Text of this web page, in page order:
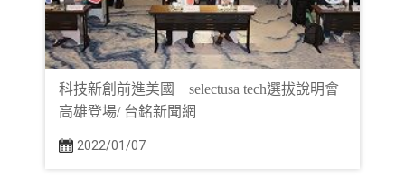
科技新創前進美國 selectusa tech選拔說明會
高雄登場/ 台銘新聞網
2022/01/07